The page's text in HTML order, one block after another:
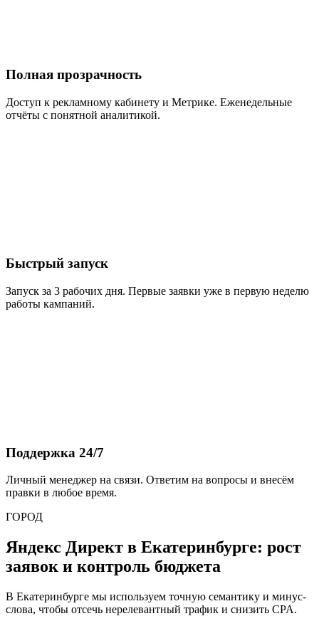
Полная прозрачность
Доступ к рекламному кабинету и Метрике. Еженедельные
отчёты с понятной аналитикой.
Быстрый запуск
Запуск за 3 рабочих дня. Первые заявки уже в первую неделю
работы кампаний.
Поддержка 24/7
Личный менеджер на связи. Ответим на вопросы и внесём
правки в любое время.
ГОРОД
Яндекс Директ в Екатеринбурге: рост
заявок и контроль бюджета
В Екатеринбурге мы используем точную семантику и минус-
слова, чтобы отсечь нерелевантный трафик и снизить CPA.